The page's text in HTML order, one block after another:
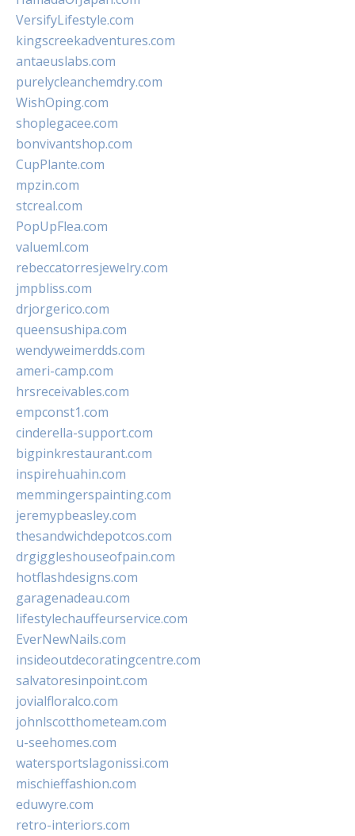
VersifyLifestyle.com
kingscreekadventures.com
antaeuslabs.com
purelycleanchemdry.com
WishOping.com
shoplegacee.com
bonvivantshop.com
CupPlante.com
mpzin.com
stcreal.com
PopUpFlea.com
valueml.com
rebeccatorresjewelry.com
jmpbliss.com
drjorgerico.com
queensushipa.com
wendyweimerdds.com
ameri-camp.com
hrsreceivables.com
empconst1.com
cinderella-support.com
bigpinkrestaurant.com
inspirehuahin.com
memmingerspainting.com
jeremypbeasley.com
thesandwichdepotcos.com
drgiggleshouseofpain.com
hotflashdesigns.com
garagenadeau.com
lifestylechauffeurservice.com
EverNewNails.com
insideoutdecoratingcentre.com
salvatoresinpoint.com
jovialfloralco.com
johnlscotthometeam.com
u-seehomes.com
watersportslagonissi.com
mischieffashion.com
eduwyre.com
retro-interiors.com